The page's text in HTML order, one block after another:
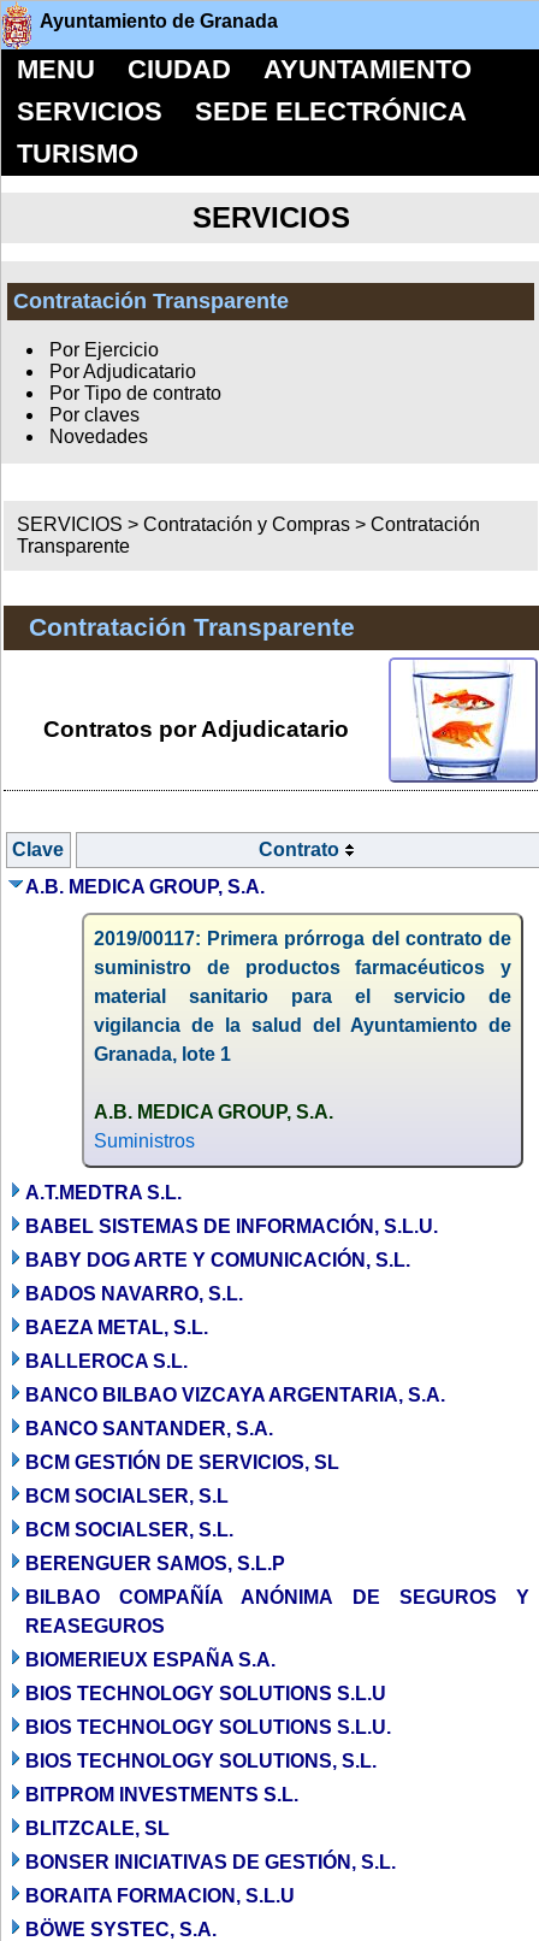
Ayuntamiento de Granada
MENU CIUDAD
AYUNTAMIENTO
SERVICIOS
SEDE ELECTRÓNICA
TURISMO
SERVICIOS
Contratación Transparente
Por Ejercicio
Por Adjudicatario
Por Tipo de contrato
Por claves
Novedades
SERVICIOS >Contratación y Compras >Contratación
Transparente
Contratación Transparente
Contratos por Adjudicatario
Clave
Contrato
A.B. MEDICA GROUP, S.A.
2019/00117: Primera prórroga del contrato de
suministro de productos farmacéuticos y
material sanitario para el servicio de
vigilancia de la salud del Ayuntamiento de
Granada, lote 1
A.B. MEDICA GROUP, S.A.
Suministros
A.T.MEDTRA S.L.
BABEL SISTEMAS DE INFORMACIÓN, S.L.U.
BABY DOG ARTE Y COMUNICACIÓN, S.L.
BADOS NAVARRO, S.L.
BAEZA METAL, S.L.
BALLEROCA S.L.
BANCO BILBAO VIZCAYA ARGENTARIA, S.A.
BANCO SANTANDER, S.A.
BCM GESTIÓN DE SERVICIOS, SL
BCM SOCIALSER, S.L
BCM SOCIALSER, S.L.
BERENGUER SAMOS, S.L.P
BILBAO COMPAÑÍA ANÓNIMA DE SEGUROS Y
REASEGUROS
BIOMERIEUX ESPAÑA S.A.
BIOS TECHNOLOGY SOLUTIONS S.L.U
BIOS TECHNOLOGY SOLUTIONS S.L.U.
BIOS TECHNOLOGY SOLUTIONS, S.L.
BITPROM INVESTMENTS S.L.
BLITZCALE, SL
BONSER INICIATIVAS DE GESTIÓN, S.L.
BORAITA FORMACION, S.L.U
BÖWE SYSTEC, S.A.